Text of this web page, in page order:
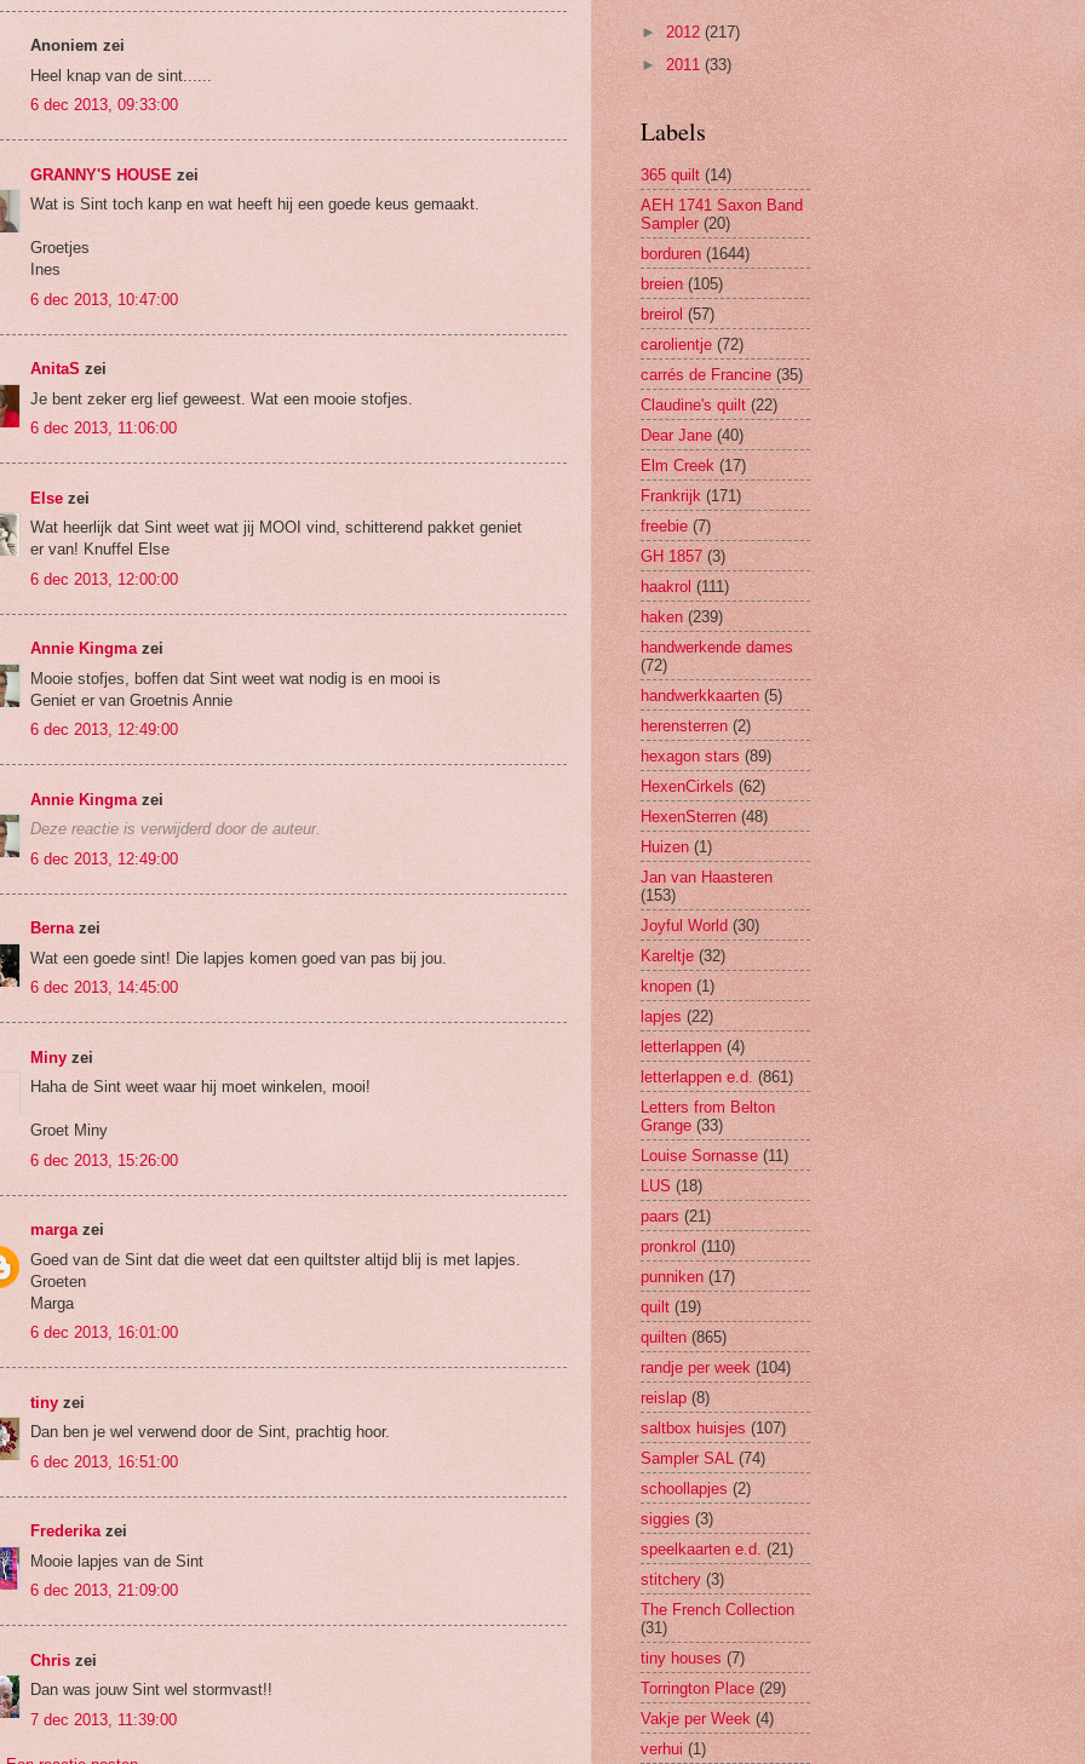
Anoniem zei
Heel knap van de sint......
6 dec 2013, 09:33:00
GRANNY'S HOUSE zei
Wat is Sint toch kanp en wat heeft hij een goede keus gemaakt.
Groetjes
Ines
6 dec 2013, 10:47:00
AnitaS zei
Je bent zeker erg lief geweest. Wat een mooie stofjes.
6 dec 2013, 11:06:00
Else zei
Wat heerlijk dat Sint weet wat jij MOOI vind, schitterend pakket geniet
er van! Knuffel Else
6 dec 2013, 12:00:00
Annie Kingmazei
Mooie stofjes, boffen dat Sint weet wat nodig is en mooi is
Geniet er van Groetnis Annie
6 dec 2013, 12:49:00
Annie Kingma zei
Deze reactie is verwijderd door de auteur.
6 dec 2013, 12:49:00
Bernazei
Wat een goede sint! Die lapjes komen goed van pas bij jou.
6 dec 2013, 14:45:00
Miny zei
Haha de Sint weet waar hij moet winkelen, mooi!
Groet Miny
6 dec 2013, 15:26:00
margazei
Goed van de Sint dat die weet dat een quiltster altijd blij is met lapjes.
Groeten
Marga
6 dec 2013, 16:01:00
tiny zei
Dan ben je wel verwend door de Sint, prachtig hoor.
6 dec 2013, 16:51:00
Frederikazei
Mooie lapjes van de Sint
6 dec 2013, 21:09:00
Chris zei
Dan was jouw Sint wel stormvast!!
7 dec 2013, 11:39:00
► 2012 (217)
► 2011 (33)
Labels
365 quilt (14)
AEH 1741 Saxon Band
Sampler (20)
borduren (1644)
breien (105)
breirol (57)
carolientje (72)
carrés de Francine (35)
Claudine's quilt (22)
Dear Jane (40)
Elm Creek (17)
Frankrijk (171)
freebie (7)
GH 1857 (3)
haakrol (111)
haken (239)
handwerkende dames
(72)
handwerkkaarten (5)
herensterren (2)
hexagon stars (89)
HexenCirkels (62)
HexenSterren (48)
Huizen (1)
Jan van Haasteren
(153)
Joyful World (30)
Kareltje (32)
knopen (1)
lapjes (22)
letterlappen (4)
letterlappen e.d. (861)
Letters from Belton
Grange (33)
Louise Sornasse (11)
LUS (18)
paars (21)
pronkrol (110)
punniken (17)
quilt (19)
quilten (865)
randje per week (104)
reislap (8)
saltbox huisjes (107)
Sampler SAL
(74)
schoollapjes (2)
siggies (3)
speelkaarten e.d. (21)
stitchery (3)
The French Collection
(31)
tiny houses (7)
Torrington Place (29)
Vakje per Week (4)
verhui (1)